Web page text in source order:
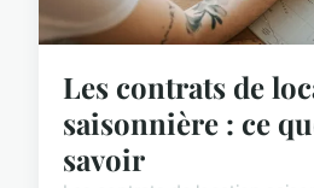
Les contrats de
saisonnière : ce
savoir